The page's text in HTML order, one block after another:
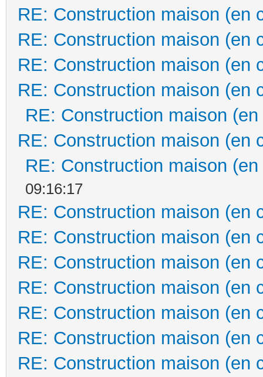
RE: Construction maison (en
RE: Construction maison (en
RE: Construction maison (en
RE: Construction maison (en
RE: Construction maison
RE: Construction maison (en
RE: Construction maison
09:16:17
RE: Construction maison (en
RE: Construction maison (en
RE: Construction maison (en
RE: Construction maison (en
RE: Construction maison (en
RE: Construction maison (en
RE: Construction maison (en